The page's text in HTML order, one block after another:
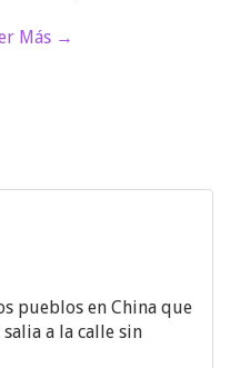
Más →
pueblos en China que
a la calle sin